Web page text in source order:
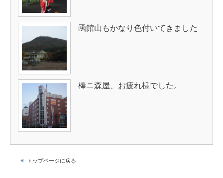
函館山もかなり色付いてきました
棒ニ森屋、お疲れ様でした。
トップページに戻る